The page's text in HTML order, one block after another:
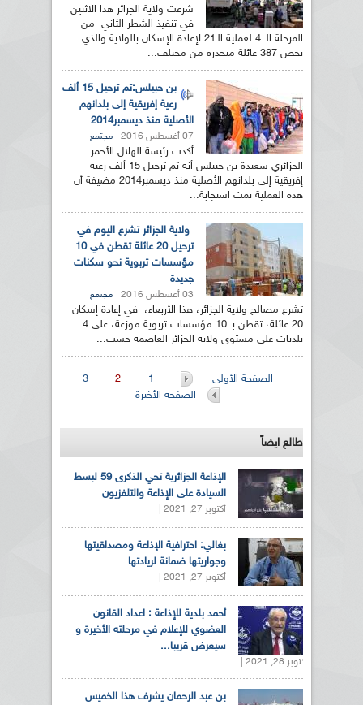
شرعت ولاية الجزائر هذا الاثنين
في تنفيذ الشطر الثاني من
المرحلة الـ 4 لعملية الـ21 لإعادة الإسكان بالولاية والذي
يخص 387 عائلة منحدرة من مختلف...
بن حبيلس:تم ترحيل 15 ألف
رعية إفريقية إلى بلدانهم
الأصلية منذ ديسمبر2014
07 أغسطس 2016 مجتمع
أكدت رئيسة الهلال الأحمر
الجزائري سعيدة بن حبيلس أنه تم ترحيل 15 ألف رعية
إفريقية إلى بلدانهم الأصلية منذ ديسمبر2014 مضيفة أن
هذه العملية تمت استجابة...
ولاية الجزائر تشرع اليوم في
ترحيل 20 عائلة تقطن في 10
مؤسسات تربوية نحو سكنات
جديدة
03 أغسطس 2016 مجتمع
تشرع مصالح ولاية الجزائر، هذا الأربعاء، في إعادة إسكان
20 عائلة، تقطن بـ 10 مؤسسات تربوية موزعة، على 4
بلديات على مستوى ولاية الجزائر العاصمة حسب...
الصفحات
الصفحة الأولى 1
2
3
الصفحة الأخيرة
طالع ايضاً
الإذاعة الجزائرية تحي الذكرى 59 لبسط
السيادة على الإذاعة والتلفزيون
أكتوبر 27, 2021 |
بغالي: احترافية الإذاعة ومصداقيتها
وجواريتها ضمانة لريادتها
أكتوبر 27, 2021 |
أحمد بلدية للإذاعة : اعداد القانون
العضوي للإعلام في مرحلته الأخيرة و
سيعرض قريبا...
أكتوبر 28, 2021 |
بن عبد الرحمان يشرف هذا الخميس